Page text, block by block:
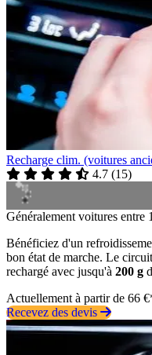
Recharge clim. (voitures
4.7 (15)
Généralement voitures
Bénéficiez d'un
bon état de marche. Le
rechargé avec jusqu'à 200 g
Actuellement à partir de 66
Recevez des devis